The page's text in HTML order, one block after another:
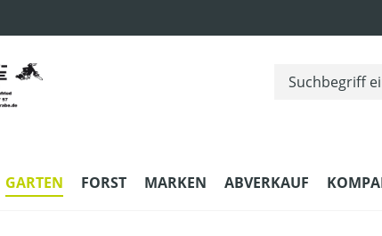
GARTEN FORST MARKEN ABVERKAUF